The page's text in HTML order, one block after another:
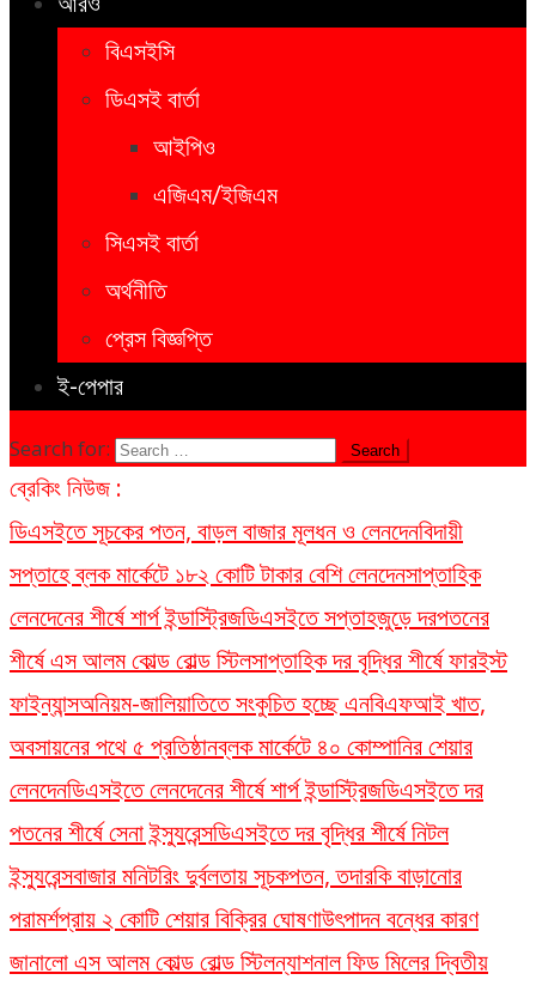
বিএসইসি
ডিএসই বার্তা
আইপিও
এজিএম/ইজিএম
সিএসই বার্তা
অর্থনীতি
প্রেস বিজ্ঞপ্তি
ই-পেপার
Search for:
ব্রেকিং নিউজ :
ডিএসইতে সূচকের পতন, বাড়ল বাজার মূলধন ও লেনদেনবিদায়ী
সপ্তাহে ব্লক মার্কেটে ১৮২ কোটি টাকার বেশি লেনদেনসাপ্তাহিক
লেনদেনের শীর্ষে শার্প ইন্ডাস্ট্রিজডিএসইতে সপ্তাহজুড়ে দরপতনের
শীর্ষে এস আলম কোল্ড রোল্ড স্টিলসাপ্তাহিক দর বৃদ্ধির শীর্ষে ফারইস্ট
ফাইন্যান্সঅনিয়ম-জালিয়াতিতে সংকুচিত হচ্ছে এনবিএফআই খাত,
অবসায়নের পথে ৫ প্রতিষ্ঠানব্লক মার্কেটে ৪০ কোম্পানির শেয়ার
লেনদেনডিএসইতে লেনদেনের শীর্ষে শার্প ইন্ডাস্ট্রিজডিএসইতে দর
পতনের শীর্ষে সেনা ইন্স্যুরেন্সডিএসইতে দর বৃদ্ধির শীর্ষে নিটল
ইন্স্যুরেন্সবাজার মনিটরিং দুর্বলতায় সূচকপতন, তদারকি বাড়ানোর
পরামর্শপ্রায় ২ কোটি শেয়ার বিক্রির ঘোষণাউৎপাদন বন্ধের কারণ
জানালো এস আলম কোল্ড রোল্ড স্টিলন্যাশনাল ফিড মিলের দ্বিতীয়